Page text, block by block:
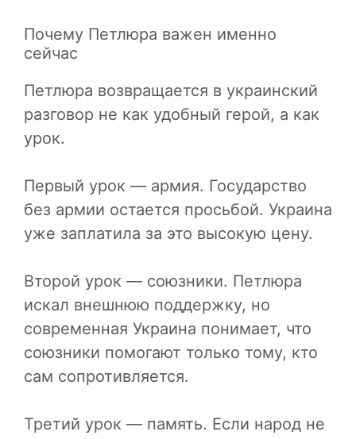
Почему Петлюра важен именно
сейчас
Петлюра возвращается в украинский
разговор не как удобный герой, а как
урок.
Первый урок — армия. Государство
без армии остается просьбой. Украина
уже заплатила за это высокую цену.
Второй урок — союзники. Петлюра
искал внешнюю поддержку, но
современная Украина понимает, что
союзники помогают только тому, кто
сам сопротивляется.
Третий урок — память. Если народ не